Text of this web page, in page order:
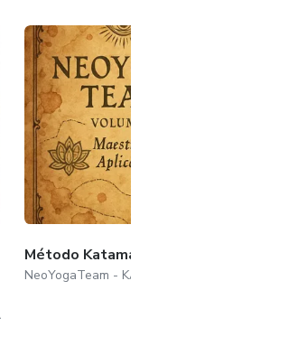
Método Katamandala - 3 pt
NeoYogaTeam - KATAMANDALA